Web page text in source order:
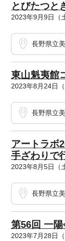
とびたつと
2023年9月9日（
長野県立
東山魁夷館
2023年8月24日
長野県立
アートラボ
手ざわりで
2023年8月5日（
長野県立
第56回 一
2023年7月28日